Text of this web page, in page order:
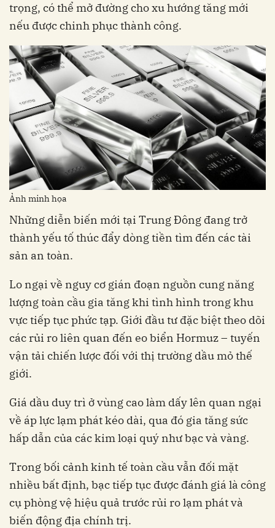
trọng, có thể mở đường cho xu hướng tăng mới
nếu được chinh phục thành công.
Ảnh minh họa
Những diễn biến mới tại Trung Đông đang trở
thành yếu tố thúc đẩy dòng tiền tìm đến các tài
sản an toàn.
Lo ngại về nguy cơ gián đoạn nguồn cung năng
lượng toàn cầu gia tăng khi tình hình trong khu
vực tiếp tục phức tạp. Giới đầu tư đặc biệt theo dõi
các rủi ro liên quan đến eo biển Hormuz – tuyến
vận tải chiến lược đối với thị trường dầu mỏ thế
giới.
Giá dầu duy trì ở vùng cao làm dấy lên quan ngại
về áp lực lạm phát kéo dài, qua đó gia tăng sức
hấp dẫn của các kim loại quý như bạc và vàng.
Trong bối cảnh kinh tế toàn cầu vẫn đối mặt
nhiều bất định, bạc tiếp tục được đánh giá là công
cụ phòng vệ hiệu quả trước rủi ro lạm phát và
biến động địa chính trị.